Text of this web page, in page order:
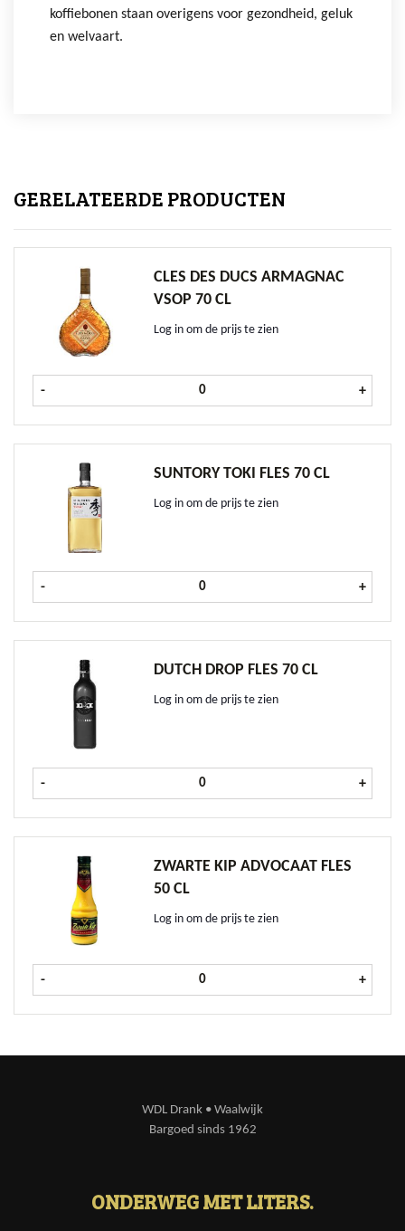
koffiebonen staan overigens voor gezondheid, geluk
en welvaart.
GERELATEERDE PRODUCTEN
CLES DES DUCS ARMAGNAC
VSOP 70 CL
Log in om de prijs te zien
- Cles des Ducs Armagnac VSOP 70
+
SUNTORY TOKI FLES 70 CL
Log in om de prijs te zien
- Suntory Toki fles 70 cl aantal
+
DUTCH DROP FLES 70 CL
Log in om de prijs te zien
- Dutch Drop fles 70 cl aantal +
ZWARTE KIP ADVOCAAT FLES
50 CL
Log in om de prijs te zien
- Zwarte Kip Advocaat fles 50 cl
+
WDL Drank • Waalwijk
Bargoed sinds 1962
ONDERWEG MET LITERS.